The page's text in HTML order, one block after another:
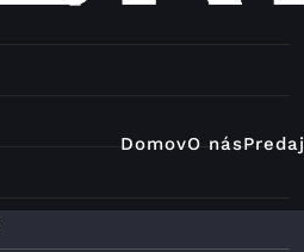
DomovO násPredaj